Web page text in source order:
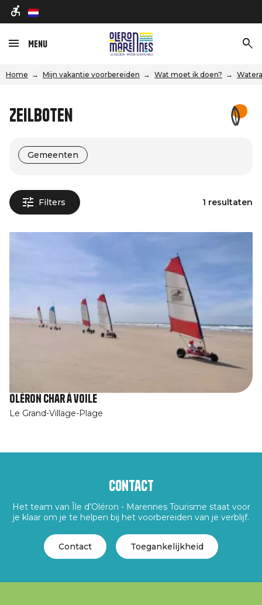
nl
Menu
Home Mijn vakantie voorbereiden Wat moet ik doen?
Zeilboten
Gemeenten
Filters 1 resultaten
Oléron char à voile
Le Grand-Village-Plage
Contact
Het team van Île d’Oléron - Marennes Tourisme staat voor
je klaar om je te helpen bij het voorbereiden van je verblijf.
Contact Toegankelijkheid